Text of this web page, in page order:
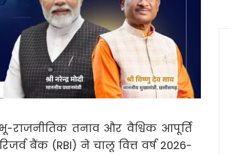
राजनीतिक तनाव और वैश्विक आपूर्ति
बैंक (RBI) ने चालू वित्त वर्ष 2026-